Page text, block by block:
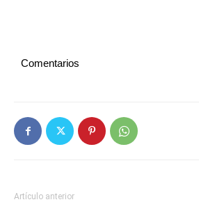
Comentarios
Artículo anterior